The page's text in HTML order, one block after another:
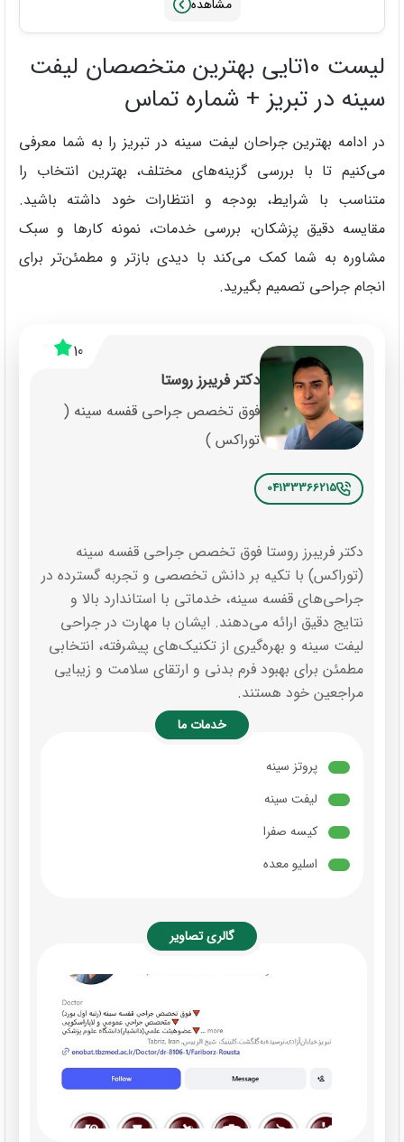
لیست 10تایی بهترین متخصصان لیفت
سینه در تبریز + شماره تماس
در ادامه بهترین جراحان لیفت سینه در تبریز را به شما معرفی
می‌کنیم تا با بررسی گزینه‌های مختلف، بهترین انتخاب را
متناسب با شرایط، بودجه و انتظارات خود داشته باشید.
مقایسه دقیق پزشکان، بررسی خدمات، نمونه‌ کارها و سبک
مشاوره به شما کمک می‌کند با دیدی بازتر و مطمئن‌تر برای
انجام جراحی تصمیم بگیرید.
10
دکتر فریبرز روستا
فوق تخصص جراحی قفسه سینه (
توراکس )
04133366215
دکتر فریبرز روستا فوق تخصص جراحی قفسه سینه
(توراکس) با تکیه بر دانش تخصصی و تجربه گسترده در
جراحی‌های قفسه سینه، خدماتی با استاندارد بالا و
نتایج دقیق ارائه می‌دهند. ایشان با مهارت در جراحی
لیفت سینه و بهره‌گیری از تکنیک‌های پیشرفته، انتخابی
مطمئن برای بهبود فرم بدنی و ارتقای سلامت و زیبایی
مراجعین خود هستند.
خدمات ما
پروتز سینه
لیفت سینه
کیسه صفرا
اسلیو معده
گالری تصاویر